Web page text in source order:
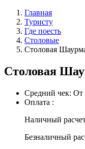
Главная
Туристу
Где поесть
Столовые
Столовая
Столовая
Средний чек: От
Оплата :
Наличный
Безналичный